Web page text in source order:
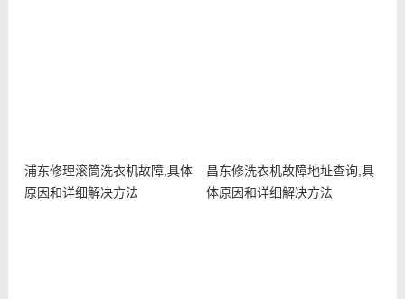
浦东修理滚筒洗衣机故障,具体
原因和详细解决方法
昌东修洗衣机故障地址查询,具
体原因和详细解决方法